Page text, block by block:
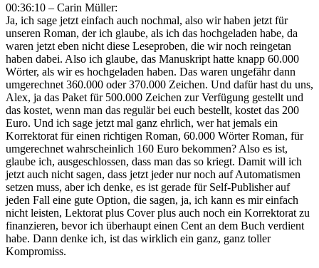
00:36:10 – Carin Müller:
Ja, ich sage jetzt einfach auch nochmal, also wir haben jetzt für
unseren Roman, der ich glaube, als ich das hochgeladen habe, da
waren jetzt eben nicht diese Leseproben, die wir noch reingetan
haben dabei. Also ich glaube, das Manuskript hatte knapp 60.000
Wörter, als wir es hochgeladen haben. Das waren ungefähr dann
umgerechnet 360.000 oder 370.000 Zeichen. Und dafür hast du uns,
Alex, ja das Paket für 500.000 Zeichen zur Verfügung gestellt und
das kostet, wenn man das regulär bei euch bestellt, kostet das 200
Euro. Und ich sage jetzt mal ganz ehrlich, wer hat jemals ein
Korrektorat für einen richtigen Roman, 60.000 Wörter Roman, für
umgerechnet wahrscheinlich 160 Euro bekommen? Also es ist,
glaube ich, ausgeschlossen, dass man das so kriegt. Damit will ich
jetzt auch nicht sagen, dass jetzt jeder nur noch auf Automatismen
setzen muss, aber ich denke, es ist gerade für Self-Publisher auf
jeden Fall eine gute Option, die sagen, ja, ich kann es mir einfach
nicht leisten, Lektorat plus Cover plus auch noch ein Korrektorat zu
finanzieren, bevor ich überhaupt einen Cent an dem Buch verdient
habe. Dann denke ich, ist das wirklich ein ganz, ganz toller
Kompromiss.